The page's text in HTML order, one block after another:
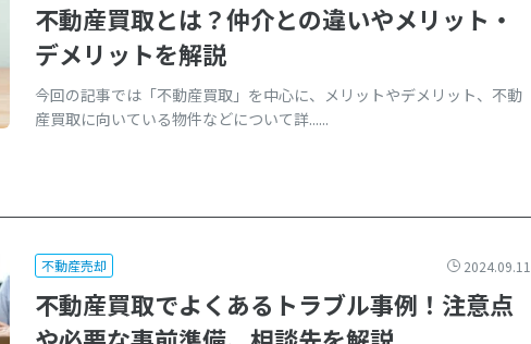
不動産買取とは？仲介との違いやメリット・
デメリットを解説
今回の記事では「不動産買取」を中心に、メリットやデメリット、不動
産買取に向いている物件などについて詳......
不動産売却 2024.09.11
不動産買取でよくあるトラブル事例！注意点